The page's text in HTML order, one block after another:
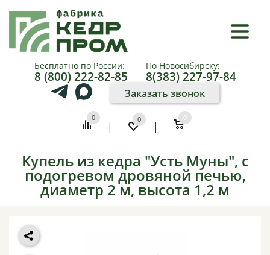
Бесплатно по России:
8 (800) 222-82-85
По Новосибирску:
8(383) 227-97-84
Заказать звонок
0
|
0
|
0
КАТАЛОГ
КОМПАНИИ
КУПИТЬ
ПАРТНЕРАМ
ФОТО
И
Купель из кедра "Усть Муны", с
подогревом дровяной печью,
диаметр 2 м, высота 1,2 м